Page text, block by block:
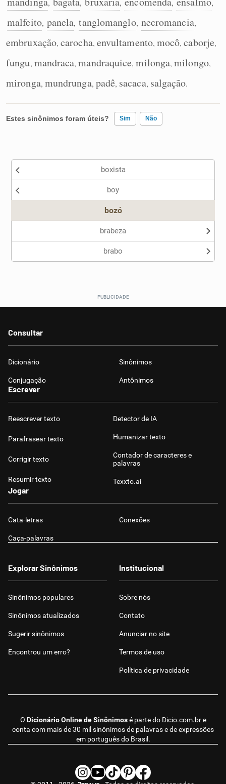
Caça-palavras
Dicionário
Sinônimos
, , , , ,
malfeito, panela, tanglomanglo, necromancia,
embruxação, carocha, envultamento, mocô,caborje,
fungu, mandraca,mandraquice,milonga,milongo,
mironga, mundrunga, padê, sacaca, salgação.
Estes sinônimos foram úteis? Sim Não
Nenhum dos sinônimos apresentados me ajudou
boxista
boy
bozó
brabeza
brabo
Consultar
Dicionário Sinônimos
Conjugação Antônimos
Escrever
Reescrever texto
Parafrasear texto
Corrigir texto
Resumir texto
Detector de IA
Humanizar texto
Contador de caracteres e
palavras
Texxto.ai
Jogar
Cata-letras Conexões
Caça-palavras
O Dicionário Online de Sinônimosé parte do Dicio.com.bre
conta com mais de 30 mil sinônimos de palavras e de expressões
em português do Brasil.
Explorar Sinônimos
Sinônimos populares
Sinônimos atualizados
Sugerir sinônimos
Encontrou um erro?
Institucional
Sobre nós
Contato
Anunciar no site
Termos de uso
Política de privacidade